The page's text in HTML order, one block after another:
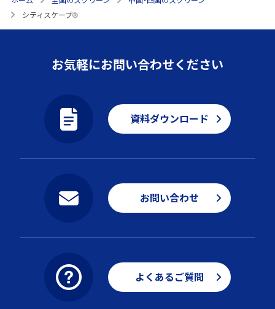
シティスケープ®
お気軽にお問い合わせください
資料ダウンロード
お問い合わせ
よくあるご質問